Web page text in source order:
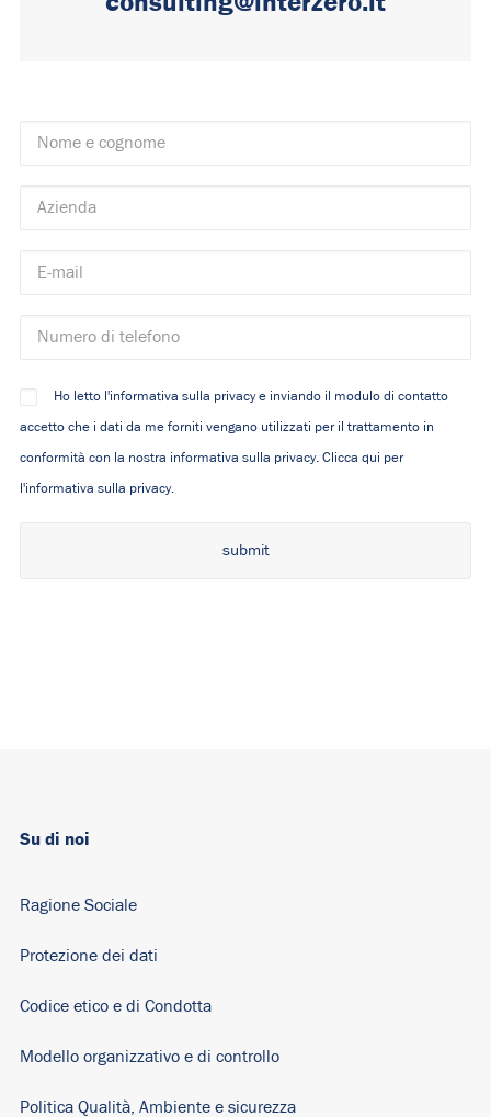
Ho letto l'informativa sulla privacy e inviando il modulo di contatto
accetto che i dati da me forniti vengano utilizzati per il trattamento in
conformità con la nostra informativa sulla privacy. Clicca qui per
l'informativa sulla privacy.
Su di noi
Ragione Sociale
Protezione dei dati
Codice etico e di Condotta
Modello organizzativo e di controllo
Politica Qualità, Ambiente e sicurezza